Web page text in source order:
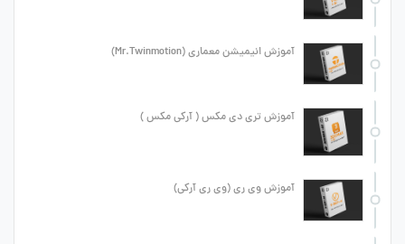
آموزش انیمیشن معماری (Mr.Twinmotion)
آموزش تری دی مکس ( آرکی مکس )
آموزش وی ری (وی ری آرکی)